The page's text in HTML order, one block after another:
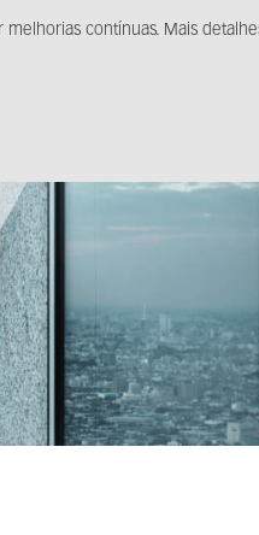
melhorias contínuas. Mais
Centro